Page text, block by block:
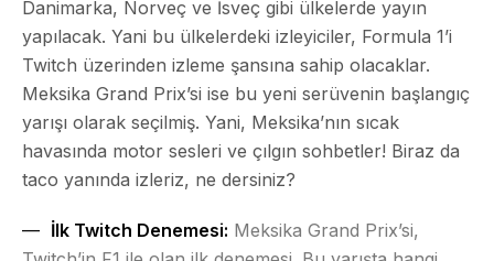
Danimarka, Norveç ve İsveç gibi ülkelerde yayın
yapılacak. Yani bu ülkelerdeki izleyiciler, Formula 1’i
Twitch üzerinden izleme şansına sahip olacaklar.
Meksika Grand Prix’si ise bu yeni serüvenin başlangıç
yarışı olarak seçilmiş. Yani, Meksika’nın sıcak
havasında motor sesleri ve çılgın sohbetler! Biraz da
taco yanında izleriz, ne dersiniz?
İlk Twitch Denemesi: Meksika Grand Prix’si,